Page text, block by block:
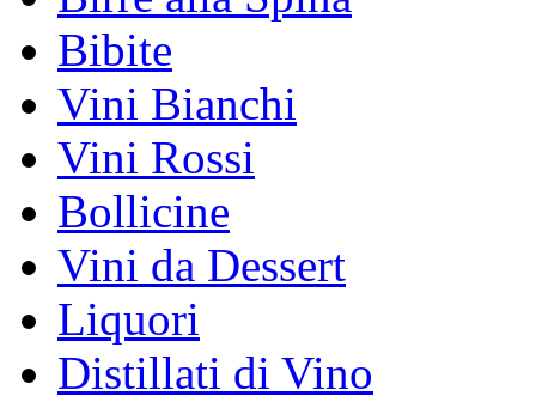
Bibite
Vini Bianchi
Vini Rossi
Bollicine
Vini da Dessert
Liquori
Distillati di Vino